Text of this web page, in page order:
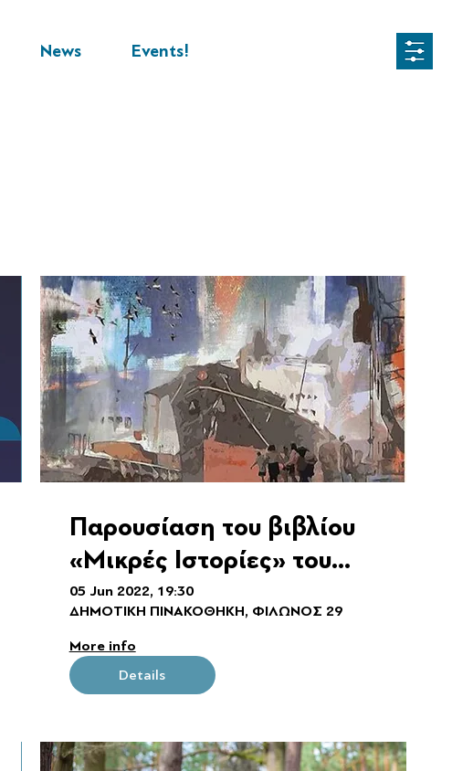
News Events!
Παρουσίαση του βιβλίου
«Μικρές Ιστορίες» του
Γιώργου Μακρή
05 Jun 2022, 19:30
ΔΗΜΟΤΙΚΗ ΠΙΝΑΚΟΘΗΚΗ, ΦΙΛΩΝΟΣ 29
More info
Details